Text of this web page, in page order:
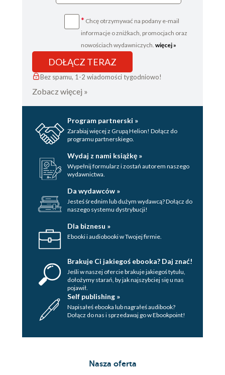
* Chcę otrzymywać na podany e-mail
informacje o zniżkach, promocjach oraz
nowościach wydawniczych. więcej »
DOŁĄCZ TERAZ
Bez spamu, 1-2 wiadomości tygodniowo!
Zobacz więcej »
Program partnerski »
Zarabiaj więcej z Grupą Helion! Dołącz do
programu partnerskiego.
Wydaj z nami książkę »
Wypełnij formularz i zostań autorem naszego
wydawnictwa.
Da wydawców »
Jesteś średnim lub dużym wydawcą? Dołącz do
naszego systemu dystrybucji!
Dla biznesu »
Ebooki i audiobooki w Twojej firmie.
Brakuje Ci jakiegoś ebooka? Daj znać!
Jeśli w naszej ofercie brakuje jakiegoś tytulu,
dołożymy starań, by jak najszybciej się u nas
pojawił.
Self publishing »
Napisałeś ebooka lub nagrałeś audibook?
Dołącz do nas i sprzedawaj go w Ebookpoint!
Nasza oferta